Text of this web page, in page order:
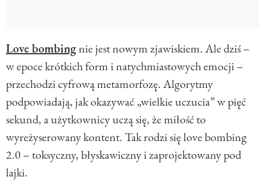
Love bombingnie jest nowym zjawiskiem. Ale dziś –
w epoce krótkich form i natychmiastowych emocji –
przechodzi cyfrową metamorfozę. Algorytmy
podpowiadają, jak okazywać „wielkie uczucia” w pięć
sekund, a użytkownicy uczą się, że miłość to
wyreżyserowany kontent. Tak rodzi się love bombing
2.0 – toksyczny, błyskawiczny i zaprojektowany pod
lajki.